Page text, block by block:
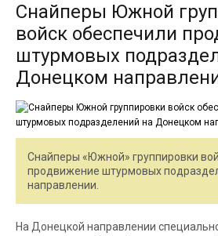
Снайперы Южной
войск обеспечили
штурмовых
Донецком
Снайперы «Южной» группировки
продвижение штурмовых
направлении.
На Донецкой направлении